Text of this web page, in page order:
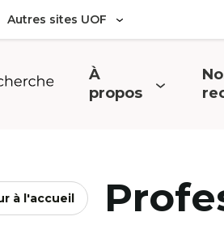
Autres sites UOF
Ouvrir
À
propos
à l'accueil